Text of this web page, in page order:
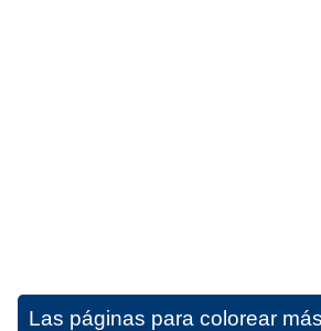
Las páginas para colorear